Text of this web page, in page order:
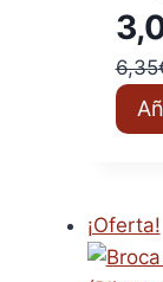
6,35
¡Oferta!